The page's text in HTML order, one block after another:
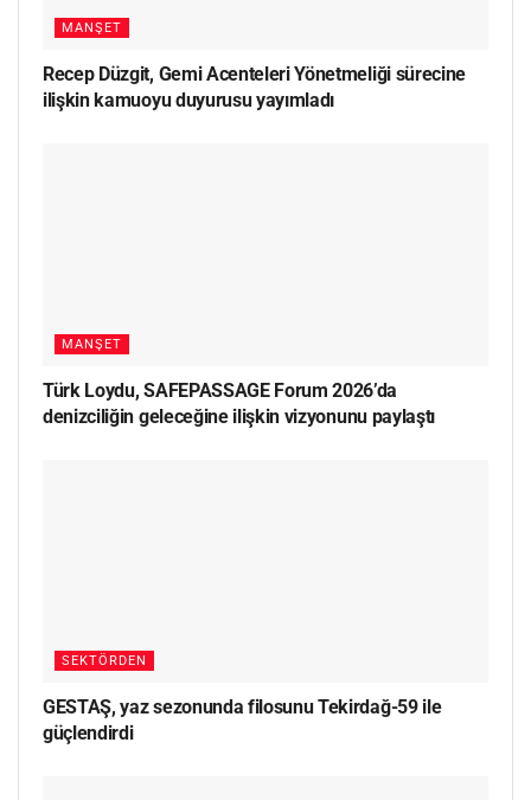
MANŞET
Recep Düzgit, Gemi Acenteleri Yönetmeliği sürecine
ilişkin kamuoyu duyurusu yayımladı
MANŞET
Türk Loydu, SAFEPASSAGE Forum 2026’da
denizciliğin geleceğine ilişkin vizyonunu paylaştı
SEKTÖRDEN
GESTAŞ, yaz sezonunda filosunu Tekirdağ-59 ile
güçlendirdi